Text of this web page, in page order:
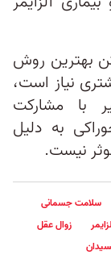
بهترین روش
نیاز است،
با مشارکت
به دلیل
نیست.
سلامت جسمانی
زوال عقل